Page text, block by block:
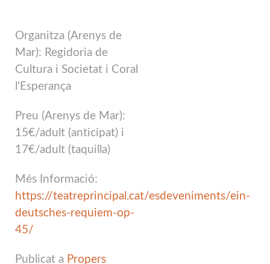
Organitza (Arenys de
Mar): Regidoria de
Cultura i Societat i Coral
l'Esperança
Preu (Arenys de Mar):
15€/adult (anticipat) i
17€/adult (taquilla)
Més Informació:
https://teatreprincipal.cat/esdeveniments/ein-
deutsches-requiem-op-
45/
Publicat a Propers